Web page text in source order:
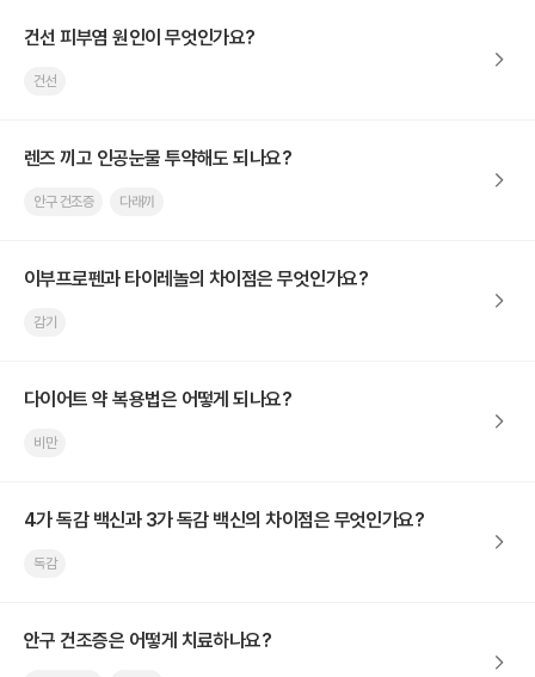
건선 피부염 원인이 무엇인가요?
건선
렌즈 끼고 인공눈물 투약해도 되나요?
안구 건조증 다래끼
이부프로펜과 타이레놀의 차이점은 무엇인가요?
감기
다이어트 약 복용법은 어떻게 되나요?
비만
4가 독감 백신과 3가 독감 백신의 차이점은 무엇인가요?
독감
안구 건조증은 어떻게 치료하나요?